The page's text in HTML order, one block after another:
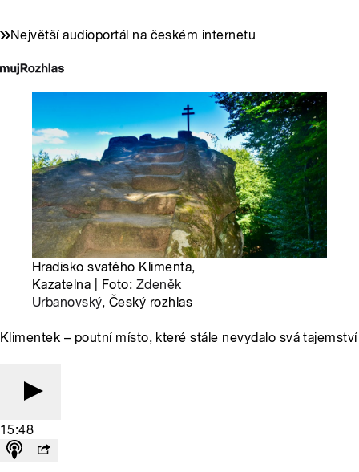
Největší audioportál na českém internetu
Hradisko svatého Klimenta,
Kazatelna | Foto: Zdeněk
Urbanovský, Český rozhlas
Klimentek – poutní místo, které stále nevydalo svá tajemství
15:48